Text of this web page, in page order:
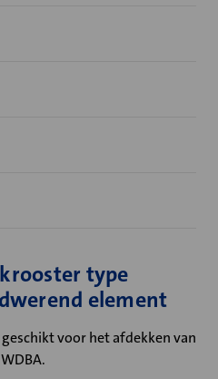
type
element
voor het afdekken van